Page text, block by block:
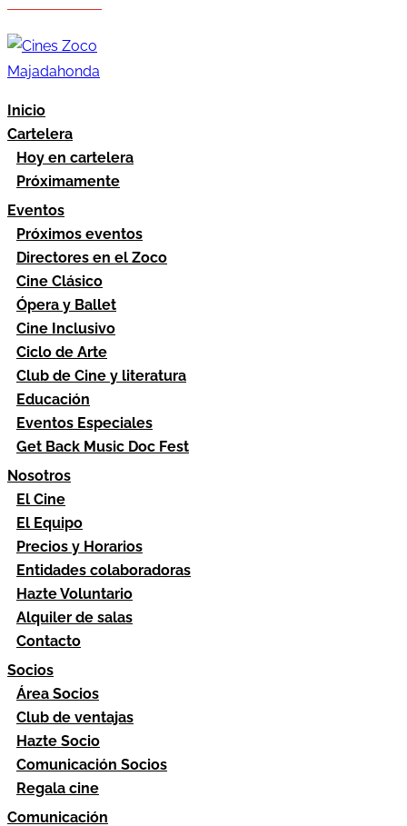
Inicio
Cartelera
Hoy en cartelera
Próximamente
Eventos
Próximos eventos
Directores en el Zoco
Cine Clásico
Ópera y Ballet
Cine Inclusivo
Ciclo de Arte
Club de Cine y literatura
Educación
Eventos Especiales
Get Back Music Doc Fest
Nosotros
El Cine
El Equipo
Precios y Horarios
Entidades colaboradoras
Hazte Voluntario
Alquiler de salas
Contacto
Socios
Área Socios
Club de ventajas
Hazte Socio
Comunicación Socios
Regala cine
Comunicación